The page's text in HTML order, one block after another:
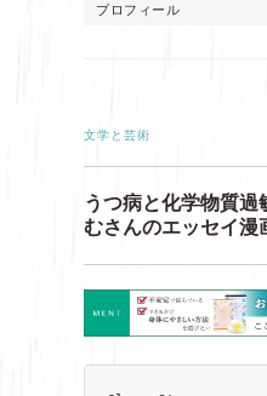
プロフィール
文学と芸術
うつ病と化学物質過
むさんのエッセイ漫